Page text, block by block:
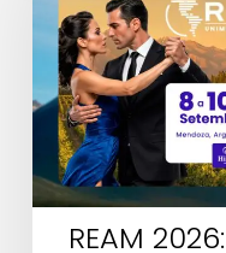
será
palco
indústria
REAM